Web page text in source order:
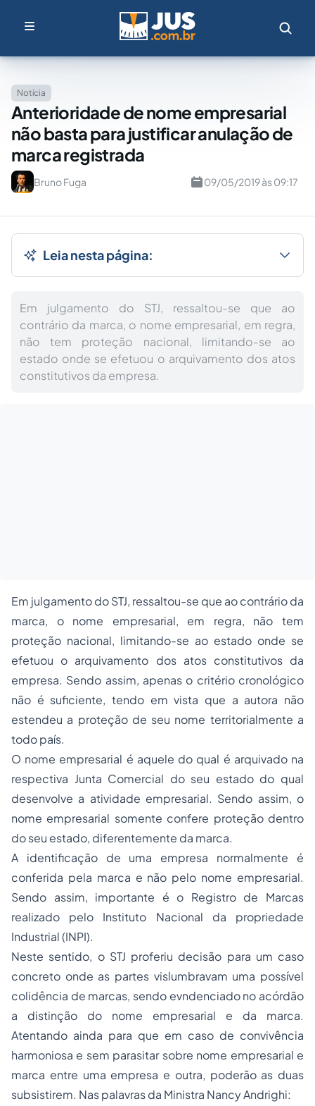
Notícia
Anterioridade de nome empresarial
não basta para justificar anulação de
marca registrada
Bruno Fuga 09/05/2019 às 09:17
Leia nesta página:
Em julgamento do STJ, ressaltou-se que ao
contrário da marca, o nome empresarial, em regra,
não tem proteção nacional, limitando-se ao
estado onde se efetuou o arquivamento dos atos
constitutivos da empresa.
Em julgamento do STJ, ressaltou-se que ao contrário da
marca, o nome empresarial, em regra, não tem
proteção nacional, limitando-se ao estado onde se
efetuou o arquivamento dos atos constitutivos da
empresa. Sendo assim, apenas o critério cronológico
não é suficiente, tendo em vista que a autora não
estendeu a proteção de seu nome territorialmente a
todo país.
O nome empresarial é aquele do qual é arquivado na
respectiva Junta Comercial do seu estado do qual
desenvolve a atividade empresarial. Sendo assim, o
nome empresarial somente confere proteção dentro
do seu estado, diferentemente da marca.
A identificação de uma empresa normalmente é
conferida pela marca e não pelo nome empresarial.
Sendo assim, importante é o Registro de Marcas
realizado pelo Instituto Nacional da propriedade
Industrial (INPI).
Neste sentido, o STJ proferiu decisão para um caso
concreto onde as partes vislumbravam uma possível
colidência de marcas, sendo evndenciado no acórdão
a distinção do nome empresarial e da marca.
Atentando ainda para que em caso de convivência
harmoniosa e sem parasitar sobre nome empresarial e
marca entre uma empresa e outra, poderão as duas
subsistirem. Nas palavras da Ministra Nancy Andrighi: